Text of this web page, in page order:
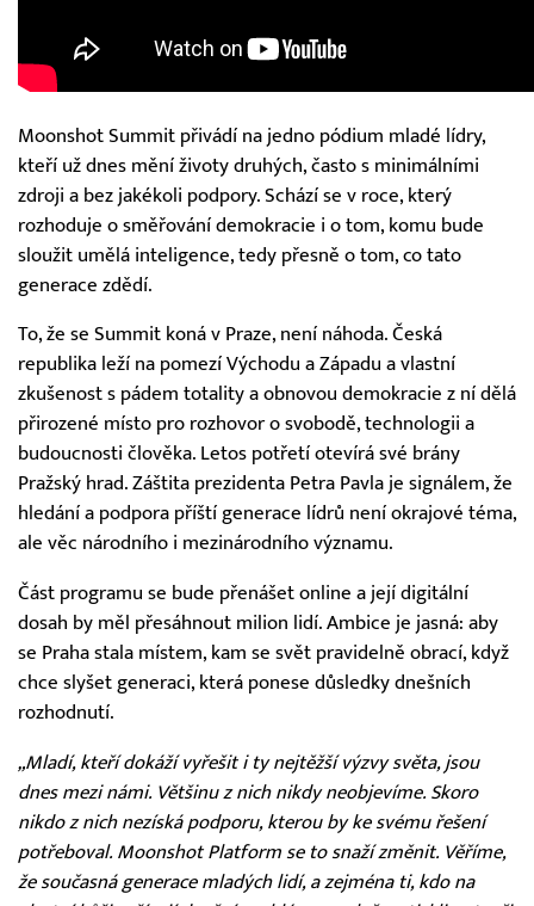
Moonshot Summit přivádí na jedno pódium mladé lídry,
kteří už dnes mění životy druhých, často s minimálními
zdroji a bez jakékoli podpory. Schází se v roce, který
rozhoduje o směřování demokracie i o tom, komu bude
sloužit umělá inteligence, tedy přesně o tom, co tato
generace zdědí.
To, že se Summit koná v Praze, není náhoda. Česká
republika leží na pomezí Východu a Západu a vlastní
zkušenost s pádem totality a obnovou demokracie z ní dělá
přirozené místo pro rozhovor o svobodě, technologii a
budoucnosti člověka. Letos potřetí otevírá své brány
Pražský hrad. Záštita prezidenta Petra Pavla je signálem, že
hledání a podpora příští generace lídrů není okrajové téma,
ale věc národního i mezinárodního významu.
Část programu se bude přenášet online a její digitální
dosah by měl přesáhnout milion lidí. Ambice je jasná: aby
se Praha stala místem, kam se svět pravidelně obrací, když
chce slyšet generaci, která ponese důsledky dnešních
rozhodnutí.
„Mladí, kteří dokáží vyřešit i ty nejtěžší výzvy světa, jsou
dnes mezi námi. Většinu z nich nikdy neobjevíme. Skoro
nikdo z nich nezíská podporu, kterou by ke svému řešení
potřeboval. Moonshot Platform se to snaží změnit. Věříme,
že současná generace mladých lidí, a zejména ti, kdo na